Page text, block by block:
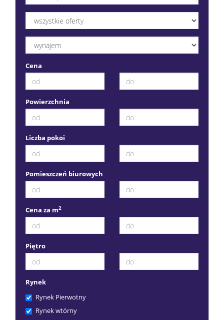
Cena
Powierzchnia
Liczba pokoi
Pomieszczeń biurowych
Cena za m2
Piętro
Rynek
Rynek Pierwotny
Rynek wtórny